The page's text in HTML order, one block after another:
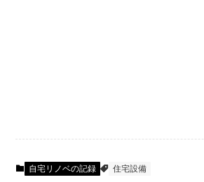
自宅リノベの記録 住宅設備